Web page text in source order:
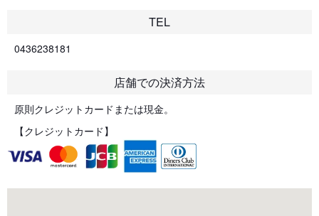
TEL
0436238181
店舗での決済方法
原則クレジットカードまたは現金。
【クレジットカード】